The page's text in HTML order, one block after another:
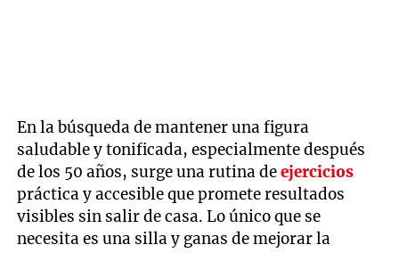
En la búsqueda de mantener una figura
saludable y tonificada, especialmente después
de los 50 años, surge una rutina deejercicios
práctica y accesible que promete resultados
visibles sin salir de casa. Lo único que se
necesita es una silla y ganas de mejorar la